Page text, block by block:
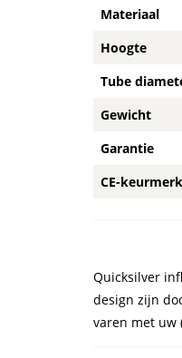
Materiaal
Hoogte
Tube
Gewicht
Garantie
CE-keurmerk
Quicksilver
design zijn
varen met uw